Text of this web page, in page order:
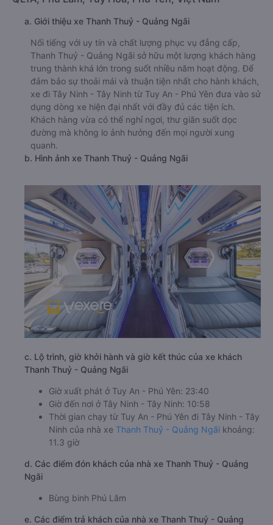
a. Giới thiệu xe Thanh Thuỷ - Quảng Ngãi
Nổi tiếng với uy tín và chất lượng phục vụ đẳng cấp,
Thanh Thuỷ - Quảng Ngãi sở hữu một lượng khách hàng
trung thành khá lớn trong suốt nhiều năm hoạt động. Để
đảm bảo sự thoải mái và thuận tiện nhất cho hành khách,
xe đi Tây Ninh - Tây Ninh từ Tuy An - Phú Yên đưa vào sử
dụng dòng xe hiện đại nhất với đầy đủ các tiện ích.
Khách hàng vừa có thể nghỉ ngơi, thư giãn suốt dọc
đường mà không lo ảnh hưởng đến mọi người xung
quanh.
b. Hình ảnh xe Thanh Thuỷ - Quảng Ngãi
c. Lộ trình, giờ khởi hành và giờ kết thúc của xe khách
Thanh Thuỷ - Quảng Ngãi
Giờ xuất phát ở Tuy An - Phú Yên: 23:40
Giờ đến nơi ở Tây Ninh - Tây Ninh: 10:58
Thời gian chạy từ Tuy An - Phú Yên đi Tây Ninh - Tây
Ninh của nhà xe Thanh Thuỷ - Quảng Ngãi khoảng:
11.3 giờ
d. Các điểm đón khách của nhà xe Thanh Thuỷ - Quảng
Ngãi
Bùng binh Phú Lâm
e. Các điểm trả khách của nhà xe Thanh Thuỷ - Quảng